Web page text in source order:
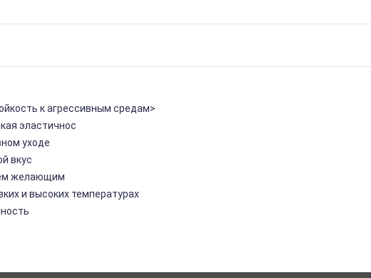
к агрессивным средам>
эластичнос
уходе
вкус
желающим
и высоких температурах